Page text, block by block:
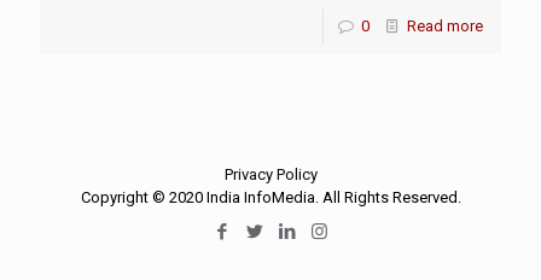
0 Read more
Privacy Policy
Copyright © 2020 India InfoMedia. All Rights Reserved.